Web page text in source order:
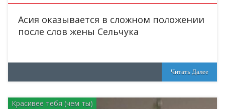
Асия оказывается в сложном положении
после слов жены Сельчука
Читать Далее
Красивее тебя (чем ты)